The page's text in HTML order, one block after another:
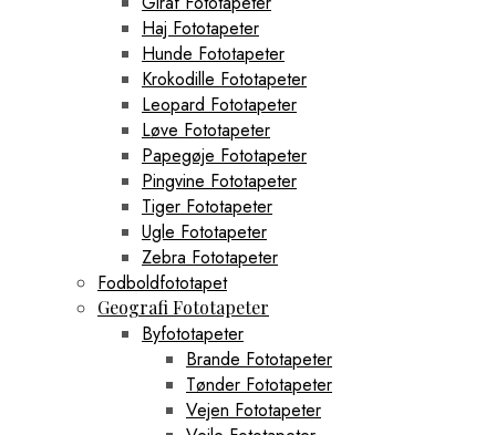
Haj Fototapeter
Hunde Fototapeter
Krokodille Fototapeter
Leopard Fototapeter
Løve Fototapeter
Papegøje Fototapeter
Pingvine Fototapeter
Tiger Fototapeter
Ugle Fototapeter
Zebra Fototapeter
Fodboldfototapet
Geografi Fototapeter
Byfototapeter
Brande Fototapeter
Tønder Fototapeter
Vejen Fototapeter